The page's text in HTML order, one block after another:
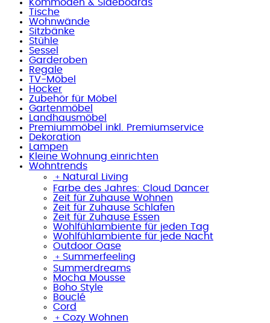
Kommoden & Sideboards
Tische
Wohnwände
Sitzbänke
Stühle
Sessel
Garderoben
Regale
TV-Möbel
Hocker
Zubehör für Möbel
Gartenmöbel
Landhausmöbel
Premiummöbel inkl. Premiumservice
Dekoration
Lampen
Kleine Wohnung einrichten
Wohntrends
﹢ Natural Living
Farbe des Jahres: Cloud Dancer
Zeit für Zuhause Wohnen
Zeit für Zuhause Schlafen
Zeit für Zuhause Essen
Wohlfühlambiente für jeden Tag
Wohlfühlambiente für jede Nacht
Outdoor Oase
﹢ Summerfeeling
Summerdreams
Mocha Mousse
Boho Style
Bouclé
Cord
﹢ Cozy Wohnen